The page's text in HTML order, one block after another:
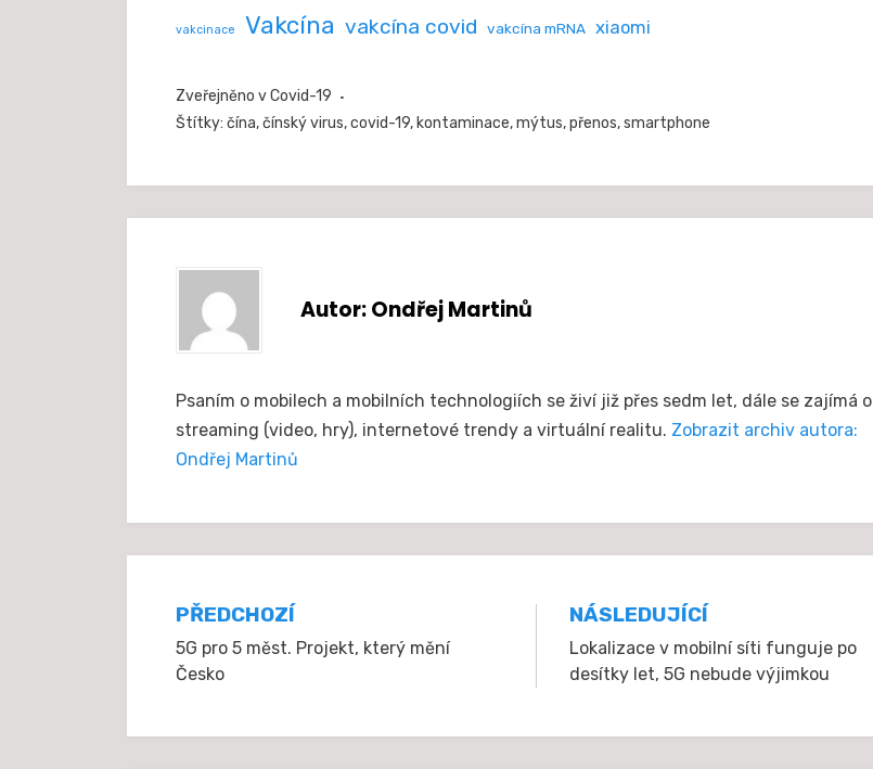
vakcinace Vakcína vakcína covid vakcína mRNA xiaomi
Zveřejněno vCovid-19
Štítky: čína,čínský virus,covid-19, kontaminace,mýtus,přenos,smartphone
Autor:Ondřej Martinů
Psaním o mobilech a mobilních technologiích se živí již přes sedm let, dále se zajímá o
streaming (video, hry), internetové trendy a virtuální realitu. Zobrazit archiv autora:
Ondřej Martinů
Navigace
pro
PŘEDCHOZÍ
5G pro 5 měst. Projekt, který mění
Česko
NÁSLEDUJÍCÍ
Lokalizace v mobilní síti funguje po
desítky let, 5G nebude výjimkou